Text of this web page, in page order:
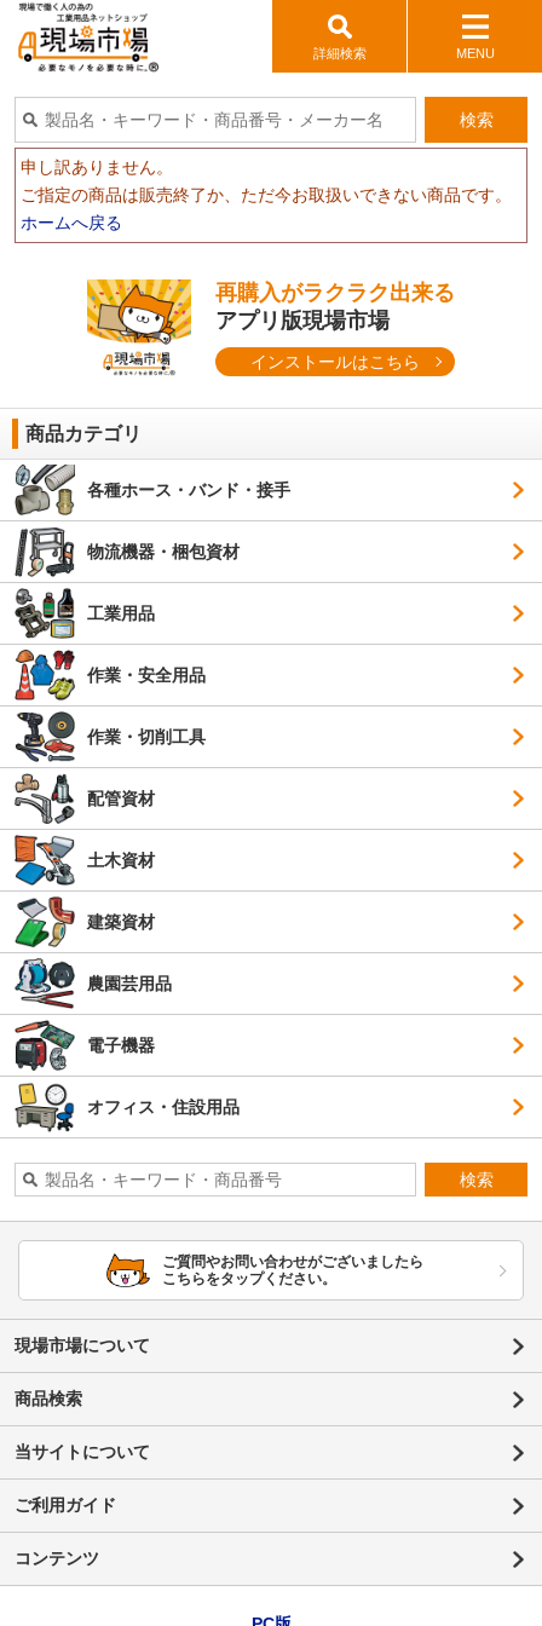
詳細検索 MENU
検索
申し訳ありません。
ご指定の商品は販売終了か、ただ今お取扱いできない商品です。
ホームへ戻る
再購入がラクラク出来る
アプリ版現場市場
インストールはこちら
商品カテゴリ
各種ホース・バンド・接手
物流機器・梱包資材
工業用品
作業・安全用品
作業・切削工具
配管資材
土木資材
建築資材
農園芸用品
電子機器
オフィス・住設用品
検索
ご質問やお問い合わせがございましたら
こちらをタップください。
現場市場について
商品検索
当サイトについて
ご利用ガイド
コンテンツ